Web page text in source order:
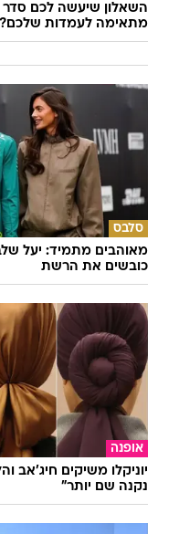
השאלון שיעשה לכם
מתאימה לעמדות שלכם?
סלבס
מאוהבים מתמיד: יעל
כובשים את הרשת
אופנה
יוניקלו משיקים חיג'אב
נקנה שם יותר"